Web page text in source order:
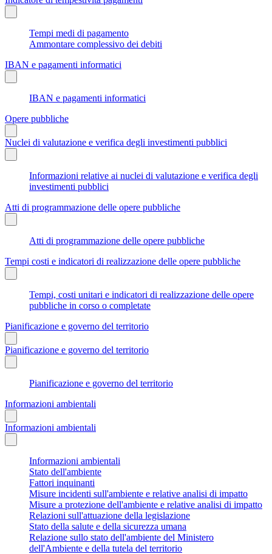
Tempi medi di pagamento
Ammontare complessivo dei debiti
IBAN e pagamenti informatici
IBAN e pagamenti informatici
Opere pubbliche
Nuclei di valutazione e verifica degli investimenti pubblici
Informazioni relative ai nuclei di valutazione e verifica degli
investimenti pubblici
Atti di programmazione delle opere pubbliche
Atti di programmazione delle opere pubbliche
Tempi costi e indicatori di realizzazione delle opere pubbliche
Tempi, costi unitari e indicatori di realizzazione delle opere
pubbliche in corso o completate
Pianificazione e governo del territorio
Pianificazione e governo del territorio
Pianificazione e governo del territorio
Informazioni ambientali
Informazioni ambientali
Informazioni ambientali
Stato dell'ambiente
Fattori inquinanti
Misure incidenti sull'ambiente e relative analisi di impatto
Misure a protezione dell'ambiente e relative analisi di impatto
Relazioni sull'attuazione della legislazione
Stato della salute e della sicurezza umana
Relazione sullo stato dell'ambiente del Ministero
dell'Ambiente e della tutela del territorio